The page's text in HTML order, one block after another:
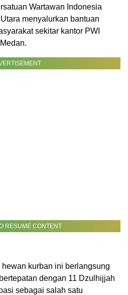
Wartawan Indonesia
menyalurkan bantuan
sekitar kantor PWI
RESUME CONTENT
kurban ini berlangsung
dengan 11 Dzulhijjah
sebagai salah satu